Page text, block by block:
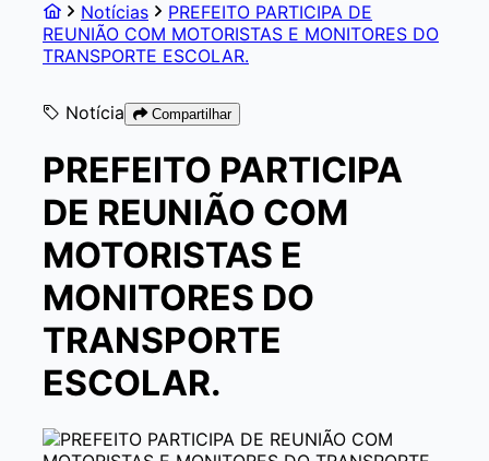
Notícias
PREFEITO PARTICIPA DE
REUNIÃO COM MOTORISTAS E MONITORES DO
TRANSPORTE ESCOLAR.
Notícia Compartilhar
PREFEITO PARTICIPA
DE REUNIÃO COM
MOTORISTAS E
MONITORES DO
TRANSPORTE
ESCOLAR.